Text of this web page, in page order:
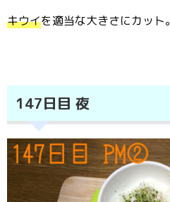
キウイを適当な大きさにカット。
147日目 夜